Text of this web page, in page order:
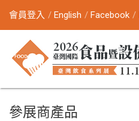
會員登入 English Facebook
參展商產品